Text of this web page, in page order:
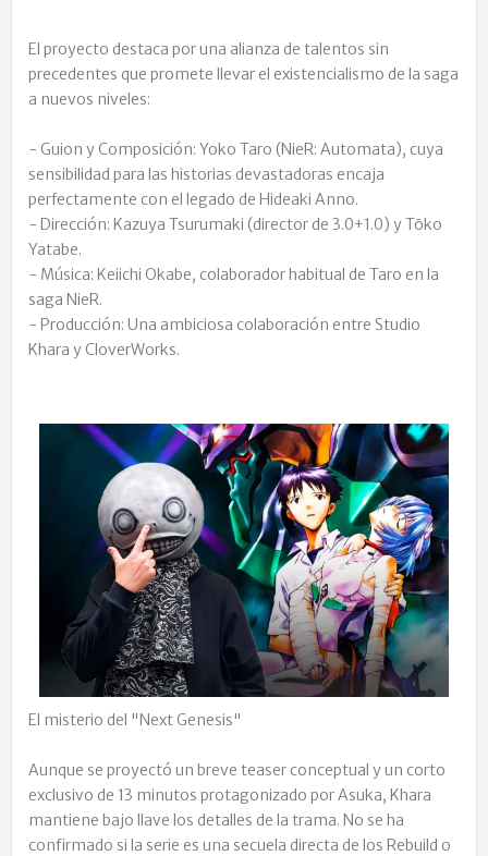
El proyecto destaca por una alianza de talentos sin
precedentes que promete llevar el existencialismo de la saga
a nuevos niveles:
- Guion y Composición: Yoko Taro (NieR: Automata), cuya
sensibilidad para las historias devastadoras encaja
perfectamente con el legado de Hideaki Anno.
- Dirección: Kazuya Tsurumaki (director de 3.0+1.0) y Tōko
Yatabe.
- Música: Keiichi Okabe, colaborador habitual de Taro en la
saga NieR.
- Producción: Una ambiciosa colaboración entre Studio
Khara y CloverWorks.
El misterio del "Next Genesis"
Aunque se proyectó un breve teaser conceptual y un corto
exclusivo de 13 minutos protagonizado por Asuka, Khara
mantiene bajo llave los detalles de la trama. No se ha
confirmado si la serie es una secuela directa de los Rebuild o